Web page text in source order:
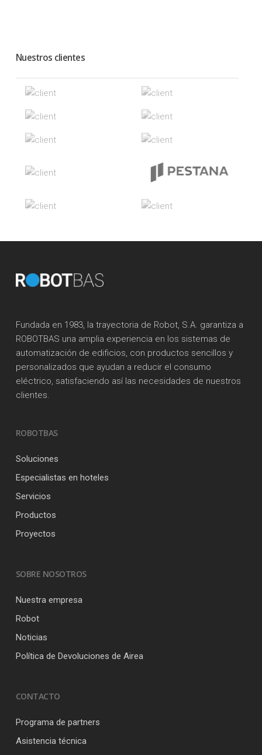
Nuestros clientes
Fundada en 1983, la trayectoria de Robot, S.A. garantiza a
ROBOTBAS una amplia experiencia en los sistemas de
automatización de edificios, con productos sencillos y
personalizados que ayudan a reducir el consumo
eléctrico, satisfaciendo así las necesidades de nuestros
clientes.
ROBOTBAS
Soluciones
Especialistas en hoteles
Servicios
Productos
Proyectos
SOBRE NOSOTROS
Nuestra empresa
Robot
Noticias
Política de Devoluciones de Airea
CONTACTO
Programa de partners
Asistencia técnica